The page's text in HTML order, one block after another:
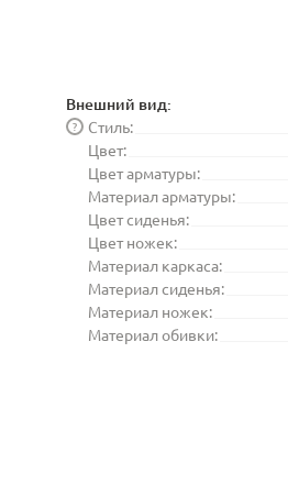
Внешний вид:
Стиль:
?
Цвет:
Цвет арматуры:
Материал арматуры:
Цвет сиденья:
Цвет ножек:
Материал каркаса:
Материал сиденья:
Материал ножек:
Материал обивки: